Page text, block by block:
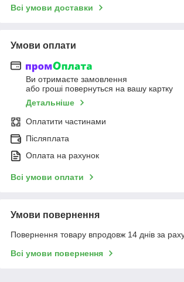
Всі умови доставки
Умови оплати
Ви отримаєте замовлення
або гроші повернуться на вашу картку
Детальніше
Оплатити частинами
Післяплата
Оплата на рахунок
Всі умови оплати
Умови повернення
Повернення товару впродовж 14 днів за
Всі умови повернення